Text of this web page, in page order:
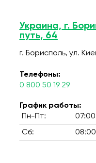
Украина, г.
путь, 64
г. Борисполь, ул.
Телефоны:
0 800 50 19 29
График работы:
Пн-Пт:
Сб: